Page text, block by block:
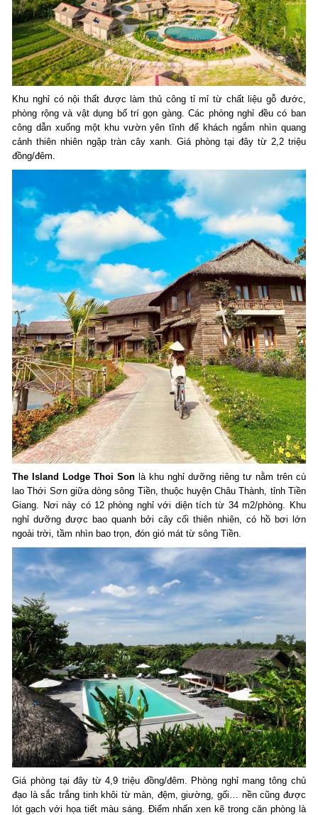
Khu nghỉ có nội thất được làm thủ công tỉ mỉ từ chất liệu gỗ đước,
phòng rộng và vật dụng bố trí gọn gàng. Các phòng nghỉ đều có ban
công dẫn xuống một khu vườn yên tĩnh để khách ngắm nhìn quang
cảnh thiên nhiên ngập tràn cây xanh. Giá phòng tại đây từ 2,2 triệu
đồng/đêm.
The Island Lodge Thoi Son là khu nghỉ dưỡng riêng tư nằm trên cù
lao Thới Sơn giữa dòng sông Tiền, thuộc huyện Châu Thành, tỉnh Tiền
Giang. Nơi này có 12 phòng nghỉ với diện tích từ 34 m2/phòng. Khu
nghỉ dưỡng được bao quanh bởi cây cối thiên nhiên, có hồ bơi lớn
ngoài trời, tầm nhìn bao trọn, đón gió mát từ sông Tiền.
Giá phòng tại đây từ 4,9 triệu đồng/đêm. Phòng nghỉ mang tông chủ
đạo là sắc trắng tinh khôi từ màn, đệm, giường, gối… nền cũng được
lót gạch với họa tiết màu sáng. Điểm nhấn xen kẽ trong căn phòng là